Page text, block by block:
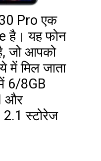
Pro एक
है। यह फोन
जो आपको
मिल जाता
6/8GB
और
स्टोरेज